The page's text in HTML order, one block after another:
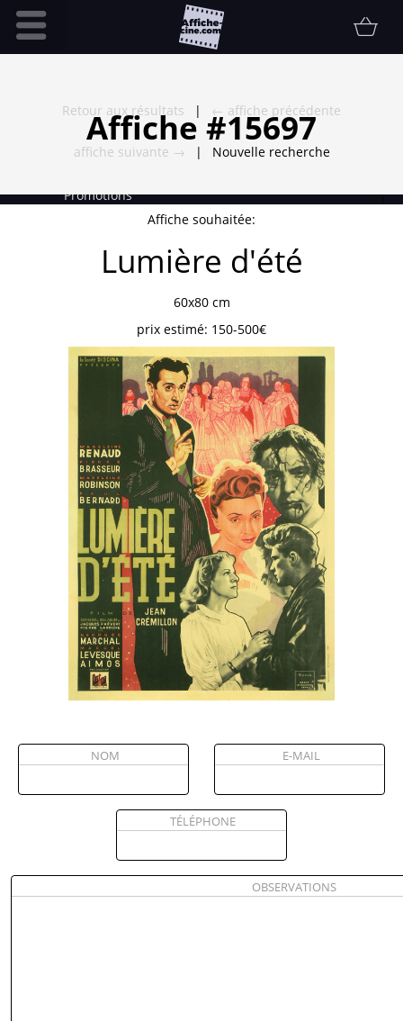
Infos pratiques
Affiche
Promotions
Vendu
Thématiques
Partenaires
Retour aux résultats | ← affiche précédente
Affiche #15697
affiche suivante → | Nouvelle recherche
Affiche souhaitée:
Lumière d'été
60x80 cm
prix estimé: 150-500€
NOM E-MAIL
TÉLÉPHONE
OBSERVATIONS